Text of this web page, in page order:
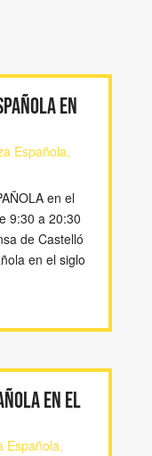
en
Española,
en el
9:30 a 20:30
de Castelló
en el siglo
EN EL
Española,